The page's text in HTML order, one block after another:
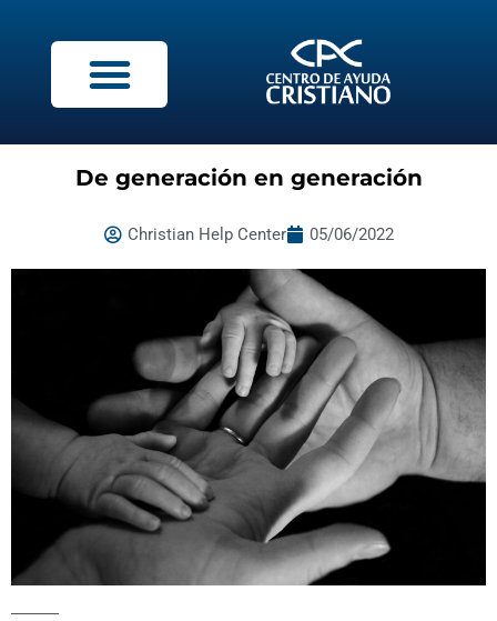
De generación en generación
Christian Help Center 05/06/2022